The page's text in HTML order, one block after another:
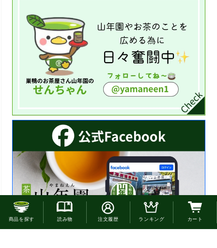
お電話でのご注文はこちら
0120-22-4663
商品を探す 読み物 注文履歴 ランキング カート